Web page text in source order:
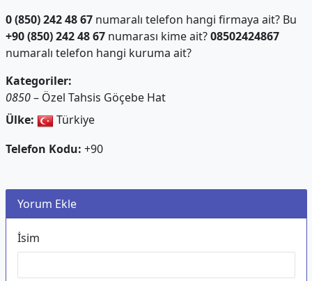
0 (850) 242 48 67numaralı telefon hangi firmaya ait? Bu
+90 (850) 242 48 67numarası kime ait?08502424867
numaralı telefon hangi kuruma ait?
Kategoriler:
0850– Özel Tahsis Göçebe Hat
Ülke:
Türkiye
Telefon Kodu: +90
Yorum Ekle
İsim